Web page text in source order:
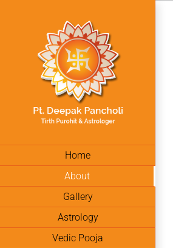
Home
About
Gallery
Astrology
Vedic Pooja